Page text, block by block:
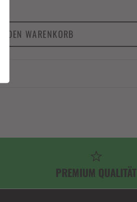
IN DEN WARENKORB
PREMIUM QUALITÄT